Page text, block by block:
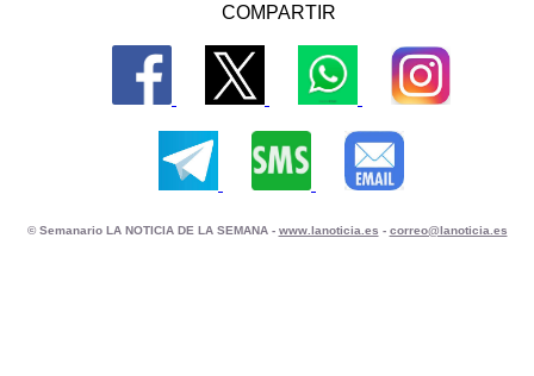
COMPARTIR
© Semanario LA NOTICIA DE LA SEMANA - www.lanoticia.es - correo@lanoticia.es